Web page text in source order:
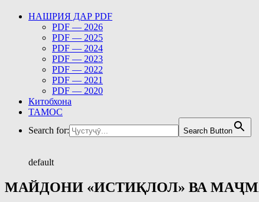
НАШРИЯ ДАР PDF
PDF — 2026
PDF — 2025
PDF — 2024
PDF — 2023
PDF — 2022
PDF — 2021
PDF — 2020
Китобхона
ТАМОС
Search for:
Search Button
default
МАЙДОНИ «ИСТИҚЛОЛ» ВА